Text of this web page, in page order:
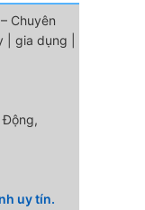
– Chuyên
| gia dụng |
Động,
uy tín.